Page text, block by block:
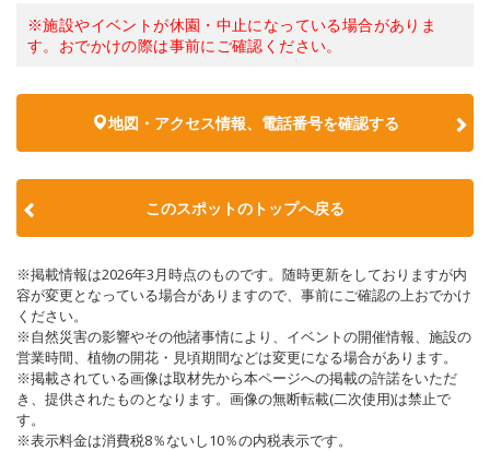
※施設やイベントが休園・中止になっている場合がありま
す。おでかけの際は事前にご確認ください。
地図・アクセス情報、電話番号を確認する
このスポットのトップへ戻る
※掲載情報は2026年3月時点のものです。随時更新をしておりますが内
容が変更となっている場合がありますので、事前にご確認の上おでかけ
ください。
※自然災害の影響やその他諸事情により、イベントの開催情報、施設の
営業時間、植物の開花・見頃期間などは変更になる場合があります。
※掲載されている画像は取材先から本ページへの掲載の許諾をいただ
き、提供されたものとなります。画像の無断転載(二次使用)は禁止で
す。
※表示料金は消費税8％ないし10％の内税表示です。